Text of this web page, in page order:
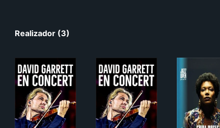
Realizador (3)